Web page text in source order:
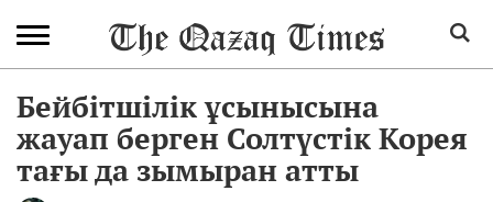
Бейбітшілік ұсынысына
жауап берген Солтүстік Корея
тағы да зымыран атты